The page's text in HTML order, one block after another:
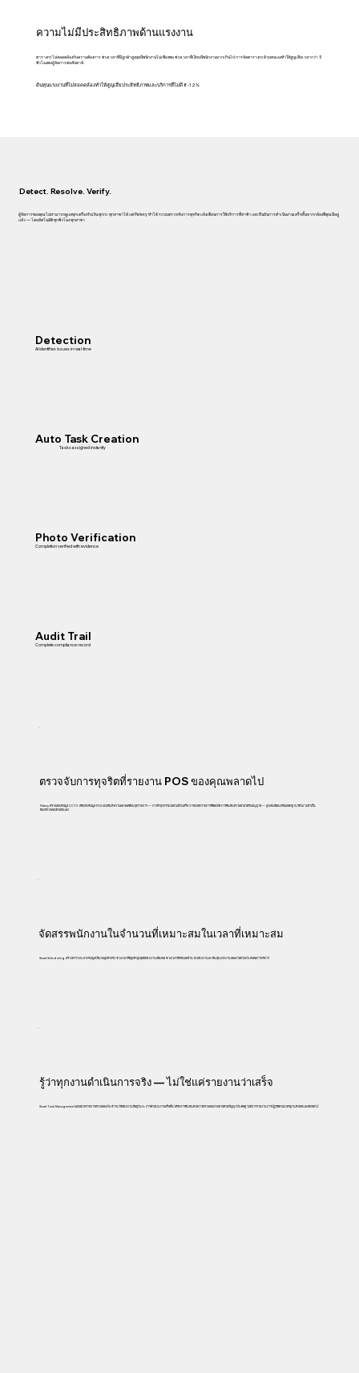
ความไม่มีประสิทธิภาพด้านแรงงาน
ตารางกะไม่สอดคล้องกับความต้องการ ช่วงเวลาที่มีลูกค้าสูงสุดมีพนักงานไม่เพียงพอ ช่วงเวลาที่เงียบมีพนักงานมากเกินไป การจัดตารางกะด้วยตนเองทำให้สูญเสียเวลากว่า 5
ชั่วโมงต่อผู้จัดการต่อสัปดาห์
ต้นทุนแรงงานที่ไม่สอดคล้องทำให้สูญเสียประสิทธิภาพและบริการที่ไม่ดี 8-12%
Detect. Resolve. Verify.
ผู้จัดการของคุณไม่สามารถดูแลทุกเครื่องรับเงิน ทุกกะ ทุกสาขาได้ แต่ Palexy ทำได้ ระบบตรวจจับการทุจริต แจ้งเตือนการให้บริการที่ล่าช้า และยืนยันการดำเนินงานเสร็จสิ้นจากกล้องที่คุณมีอยู่
แล้ว — โดยอัตโนมัติ ทุกชั่วโมง ทุกสาขา
Detection
AI identifies issues in real-time
Auto Task Creation
Tasks assigned instantly
Photo Verification
Completion verified with evidence
Audit Trail
Complete compliance record
ตรวจจับการทุจริตที่รายงาน POS ของคุณพลาดไป
Palexy ตรวจสอบข้อมูล CCTV เทียบกับข้อมูล POS แบบทันที ความคลาดเคลื่อนทุกรายการ — การทำธุรกรรมโดยไม่มีใบเสร็จ การยกเลิกรายการที่ผิดปกติ การคืนสินค้าโดยไม่ได้รับอนุญาต — ถูกแจ้งเตือนพร้อมหลักฐานวิดีโอ ไม่จำเป็น
ต้องตรวจสอบด้วยตนเอง
จัดสรรพนักงานในจำนวนที่เหมาะสมในเวลาที่เหมาะสม
Smart Scheduling สร้างตารางกะจากข้อมูลปริมาณลูกค้าจริง ช่วงเวลาที่มีลูกค้าสูงสุดมีพนักงานเพียงพอ ช่วงเวลาที่เงียบลดจำนวนพนักงานลง ต้นทุนแรงงานลดลงโดยไม่กระทบต่อการบริการ
รู้ว่าทุกงานดำเนินการจริง — ไม่ใช่แค่รายงานว่าเสร็จ
Smart Task Management มอบหมายรายการตรวจสอบประจำวันให้พนักงานที่อยู่ในกะ การดำเนินการเสร็จสิ้นได้รับการยืนยันด้วยการตรวจสอบภาพถ่ายด้วยปัญญาประดิษฐ์ ไม่มีการรายงานการปฏิบัติตามมาตรฐานด้วยตนเองอีกต่อไป